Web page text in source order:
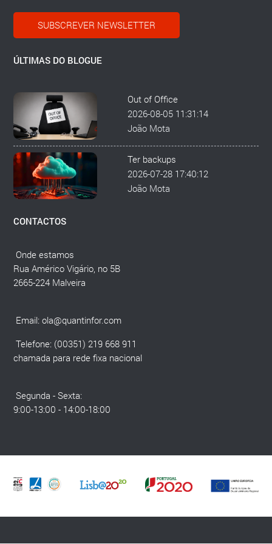
SUBSCREVER NEWSLETTER
ÚLTIMAS DO BLOGUE
Out of Office
2026-08-05 11:31:14
João Mota
Ter backups
2026-07-28 17:40:12
João Mota
CONTACTOS
Onde estamos
Rua Américo Vigário, no 5B
2665-224 Malveira
Email:ola@quantinfor.com
Telefone: (00351) 219 668 911
chamada para rede fixa nacional
Segunda - Sexta:
9:00-13:00 - 14:00-18:00